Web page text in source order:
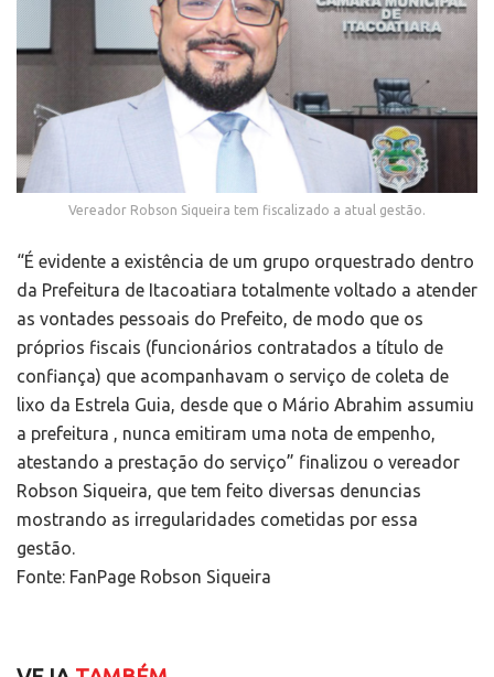
Vereador Robson Siqueira tem fiscalizado a atual gestão.
“É evidente a existência de um grupo orquestrado dentro
da Prefeitura de Itacoatiara totalmente voltado a atender
as vontades pessoais do Prefeito, de modo que os
próprios fiscais (funcionários contratados a título de
confiança) que acompanhavam o serviço de coleta de
lixo da Estrela Guia, desde que o Mário Abrahim assumiu
a prefeitura , nunca emitiram uma nota de empenho,
atestando a prestação do serviço” finalizou o vereador
Robson Siqueira, que tem feito diversas denuncias
mostrando as irregularidades cometidas por essa
gestão.
Fonte: FanPage Robson Siqueira